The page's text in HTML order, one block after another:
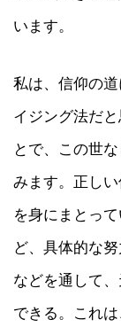
います。
私は、信仰の
イジング法だ
とで、この世
みます。正しい
を身にまとっ
ど、具体的な
などを通して
できる。これ